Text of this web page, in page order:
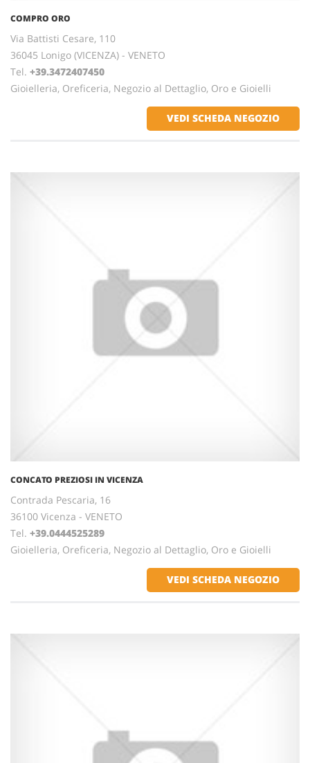
COMPRO ORO
Via Battisti Cesare, 110
36045 Lonigo (VICENZA) - VENETO
Tel. +39.3472407450
Gioielleria, Oreficeria, Negozio al Dettaglio, Oro e Gioielli
VEDI SCHEDA NEGOZIO
CONCATO PREZIOSI IN VICENZA
Contrada Pescaria, 16
36100 Vicenza - VENETO
Tel. +39.0444525289
Gioielleria, Oreficeria, Negozio al Dettaglio, Oro e Gioielli
VEDI SCHEDA NEGOZIO